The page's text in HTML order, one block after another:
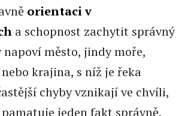
orientaci v
a schopnost zachytit správný
napoví město, jindy moře,
krajina, s níž je řeka
chyby vznikají ve chvíli,
jeden fakt správně,